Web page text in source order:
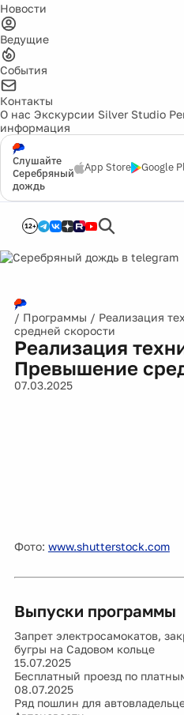
Новости
Ведущие
События
Контакты
О нас Экскурсии Silver Studio
информация
Слушайте
Серебряный
дождь
App Store Google
12+
/ Программы / Реализация
средней скорости
Реализация
Превышение
07.03.2025
Фото: www.shutterstock.com
Выпуски программы
Запрет электросамокатов,
бугры на Садовом кольце
15.07.2025
Бесплатный проезд по
08.07.2025
Ряд пошлин для